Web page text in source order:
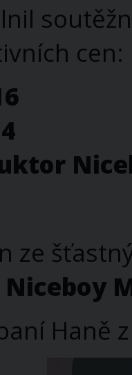
cen:
ze
Niceboy
Haně